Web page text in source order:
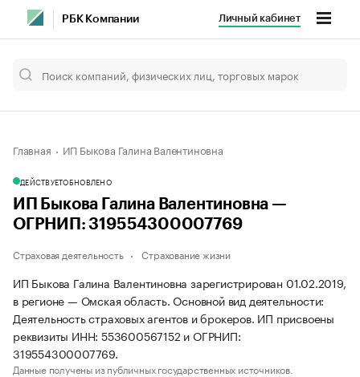
РБК Компании Личный кабинет
Главная ИП Быкова Галина Валентиновна
ДЕЙСТВУЕТОБНОВЛЕНО
ИП Быкова Галина Валентиновна —
ОГРНИП: 319554300007769
Страховая деятельность Страхование жизни
ИП Быкова Галина Валентиновна зарегистрирован 01.02.2019,
в регионе — Омская область. Основной вид деятельности:
Деятельность страховых агентов и брокеров. ИП присвоены
реквизиты ИНН: 553600567152 и ОГРНИП:
319554300007769.
Данные получены из публичных государственных источников.